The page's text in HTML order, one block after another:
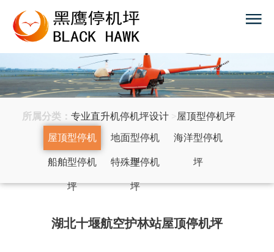
所属分类： 专业直升机停机坪设计>屋顶型停机坪
屋顶型停机
坪
地面型停机
坪
海洋型停机
坪
船舶型停机
坪
特殊型停机
坪
湖北十堰航空护林站屋顶停机坪